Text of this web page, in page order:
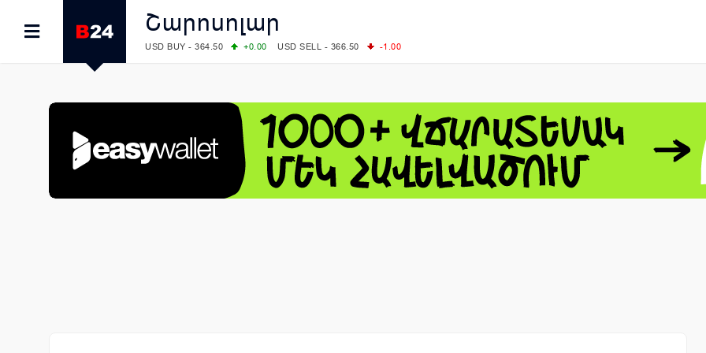
Շարոսոլար
USD BUY - 364.50 +0.00 USD SELL - 366.50
-1.00
COMEX: PLATINUM - 1765.90
LME: ALUMINIUM - 3184.00
-0.27 COPPER - 13791.00
-0.12
LME: NICKEL - 17249.00
+0.09 TIN - 55268.00
+2.50
LME: LEAD - 1877.50
-1.00 ZINC - 3643.00
+1.43
FOREX: USD/JPY - 157.68
+0.12 EUR/GBP - 1.1548
+0.11
FOREX: EUR/USD - 1.1548
+0.11 GBP/USD - 1.3459
+0.04